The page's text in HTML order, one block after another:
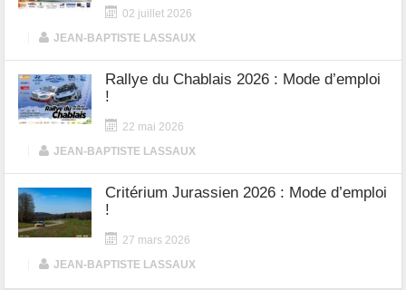
02 juillet 2026
JEAN-BAPTISTE LASSAUX
Rallye du Chablais 2026 : Mode d’emploi
!
22 mai 2026
JEAN-BAPTISTE LASSAUX
Critérium Jurassien 2026 : Mode d’emploi
!
27 mars 2026
JEAN-BAPTISTE LASSAUX